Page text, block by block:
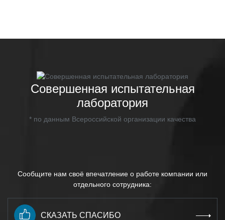
Совершенная испытательная
лаборатория
* по данным Всероссийской организации качества
Сообщите нам своё впечатление о работе компании или
отдельного сотрудника:
СКАЗАТЬ СПАСИБО